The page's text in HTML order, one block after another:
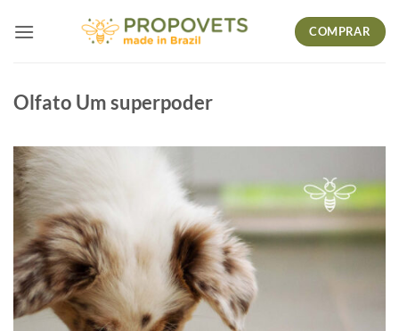
COMPRAR
Olfato Um superpoder